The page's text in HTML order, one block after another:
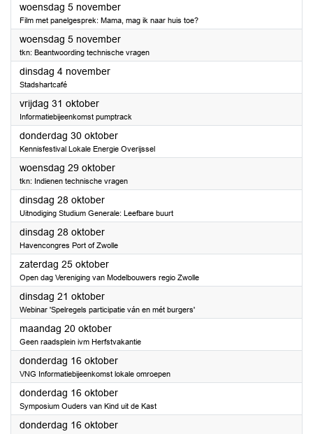
woensdag 5 november2025
Film met panelgesprek: Mama, mag ik naar huis toe?
woensdag 5 november2025
tkn: Beantwoording technische vragen
dinsdag 4 november2025
Stadshartcafé
vrijdag 31 oktober2025
Informatiebijeenkomst pumptrack
donderdag 30 oktober2025
Kennisfestival Lokale Energie Overijssel
woensdag 29 oktober2025
tkn: Indienen technische vragen
dinsdag 28 oktober2025
Uitnodiging Studium Generale: Leefbare buurt
dinsdag 28 oktober2025
Havencongres Port of Zwolle
zaterdag 25 oktober2025
Open dag Vereniging van Modelbouwers regio Zwolle
dinsdag 21 oktober2025
Webinar 'Spelregels participatie ván en mét burgers'
maandag 20 oktober2025
Geen raadsplein ivm Herfstvakantie
donderdag 16 oktober2025
VNG Informatiebijeenkomst lokale omroepen
donderdag 16 oktober2025
Symposium Ouders van Kind uit de Kast
donderdag 16 oktober2025